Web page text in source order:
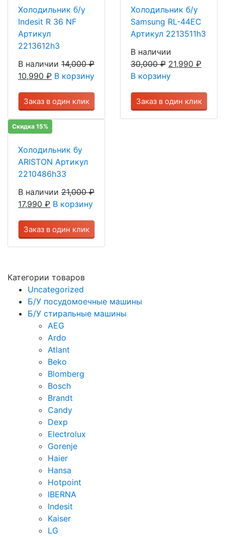
Холодильник б/у
Indesit R 36 NF
Артикул
2213612h3
В наличии 14,000₽
10,990 ₽ В корзину
Заказ в один клик
Холодильник б/у
Samsung RL-44EC
Артикул 2213511h3
В наличии
30,000₽ 21,990 ₽
В корзину
Заказ в один клик
Скидка 15%
Холодильник бу
ARISTON Артикул
2210486h33
В наличии 21,000₽
17,990 ₽ В корзину
Заказ в один клик
Категории товаров
Uncategorized
Б/У посудомоечные машины
Б/У стиральные машины
AEG
Ardo
Atlant
Beko
Blomberg
Bosch
Brandt
Candy
Dexp
Electrolux
Gorenje
Haier
Hansa
Hotpoint
IBERNA
Indesit
Kaiser
LG